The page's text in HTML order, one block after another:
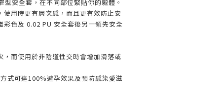
型安全套，在不同部位緊貼你的軀體。
使用時更有層次感，而且更有效防止安
彩色及 0.02 PU 安全套後另一領先安全
，而使用於非陰道性交時會增加滑落或
式可達100%避孕效果及預防感染愛滋